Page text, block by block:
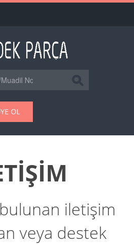
Sorgulama
OL
iletişim
veya destek